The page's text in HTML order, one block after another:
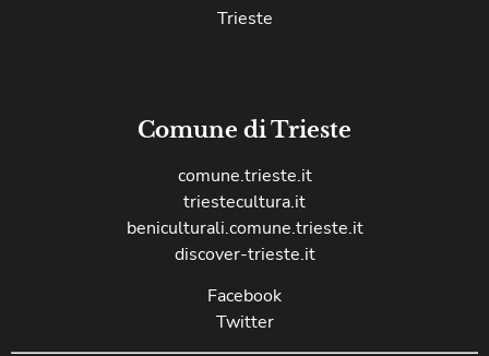
Trieste
Comune di Trieste
comune.trieste.it
triestecultura.it
beniculturali.comune.trieste.it
discover-trieste.it
Facebook
Twitter